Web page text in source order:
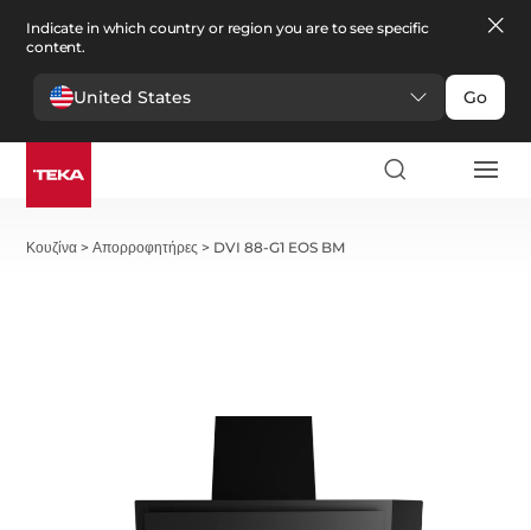
Indicate in which country or region you are to see specific
content.
United States Go
Κουζίνα >Απορροφητήρες > DVI 88-G1 EOS BM